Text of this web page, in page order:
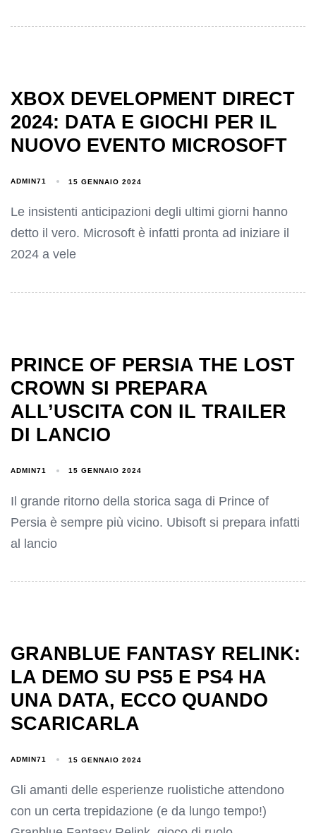
XBOX DEVELOPMENT DIRECT
2024: DATA E GIOCHI PER IL
NUOVO EVENTO MICROSOFT
ADMIN71 15 GENNAIO 2024
Le insistenti anticipazioni degli ultimi giorni hanno
detto il vero. Microsoft è infatti pronta ad iniziare il
2024 a vele
PRINCE OF PERSIA THE LOST
CROWN SI PREPARA
ALL’USCITA CON IL TRAILER
DI LANCIO
ADMIN71 15 GENNAIO 2024
Il grande ritorno della storica saga di Prince of
Persia è sempre più vicino. Ubisoft si prepara infatti
al lancio
GRANBLUE FANTASY RELINK:
LA DEMO SU PS5 E PS4 HA
UNA DATA, ECCO QUANDO
SCARICARLA
ADMIN71 15 GENNAIO 2024
Gli amanti delle esperienze ruolistiche attendono
con un certa trepidazione (e da lungo tempo!)